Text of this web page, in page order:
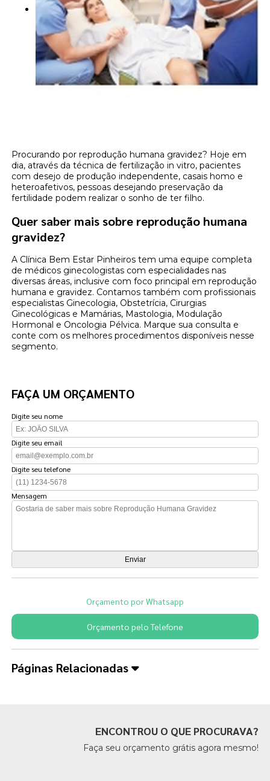
Procurando por reprodução humana gravidez? Hoje em
dia, através da técnica de fertilização in vitro, pacientes
com desejo de produção independente, casais homo e
heteroafetivos, pessoas desejando preservação da
fertilidade podem realizar o sonho de ter filho.
Quer saber mais sobre reprodução humana
gravidez?
A Clínica Bem Estar Pinheiros tem uma equipe completa
de médicos ginecologistas com especialidades nas
diversas áreas, inclusive com foco principal em reprodução
humana e gravidez. Contamos também com profissionais
especialistas Ginecologia, Obstetrícia, Cirurgias
Ginecológicas e Mamárias, Mastologia, Modulação
Hormonal e Oncologia Pélvica. Marque sua consulta e
conte com os melhores procedimentos disponíveis nesse
segmento.
FAÇA UM ORÇAMENTO
Digite seu nome
Digite seu email
Digite seu telefone
Mensagem
Orçamento por Whatsapp
Orçamento pelo Telefone
Páginas Relacionadas
ENCONTROU O QUE PROCURAVA?
Faça seu orçamento grátis agora mesmo!